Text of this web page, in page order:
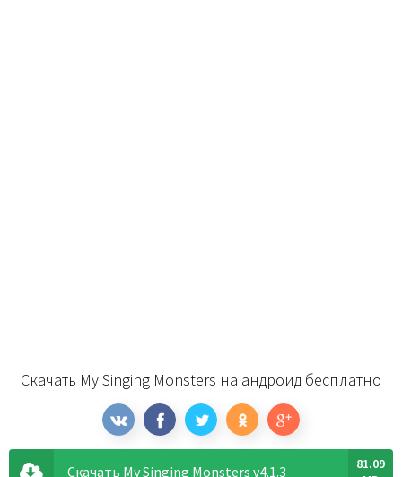
Скачать My Singing Monsters на андроид бесплатно
Скачать My Singing Monsters v4.1.3
81.09